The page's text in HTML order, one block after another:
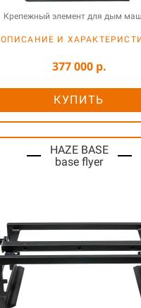
Крепежный элемент для дым
ОПИСАНИЕ И
377 000 р.
КУПИТЬ
HAZE BASE
base flyer